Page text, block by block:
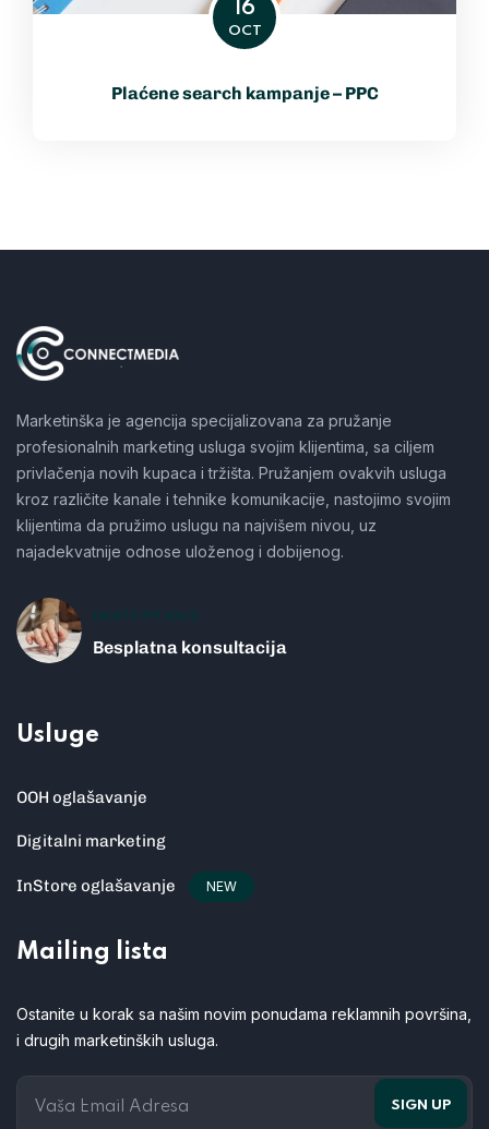
16
OCT
Plaćene search kampanje – PPC
Marketinška je agencija specijalizovana za pružanje
profesionalnih marketing usluga svojim klijentima, sa ciljem
privlačenja novih kupaca i tržišta. Pružanjem ovakvih usluga
kroz različite kanale i tehnike komunikacije, nastojimo svojim
klijentima da pružimo uslugu na najvišem nivou, uz
najadekvatnije odnose uloženog i dobijenog.
IMATE PITANJE
Besplatna konsultacija
Usluge
OOH oglašavanje
Digitalni marketing
InStore oglašavanje NEW
Mailing lista
Ostanite u korak sa našim novim ponudama reklamnih površina,
i drugih marketinških usluga.